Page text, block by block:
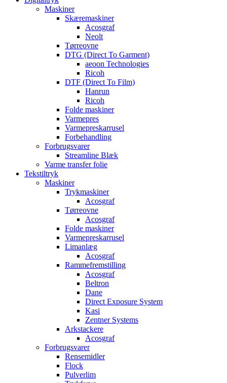
Maskiner
Skæremaskiner
Acosgraf
Neolt
Tørreovne
DTG (Direct To Garment)
aeoon Technologies
Ricoh
DTF (Direct To Film)
Hanrun
Ricoh
Folde maskiner
Varmepres
Varmepreskarrusel
Forbehandling
Forbrugsvarer
Streamline Blæk
Varme transfer folie
Tekstiltryk
Maskiner
Trykmaskiner
Acosgraf
Tørreovne
Acosgraf
Folde maskiner
Varmepreskarrusel
Limanlæg
Acosgraf
Rammefremstilling
Acosgraf
Beltron
Dane
Direct Exposure System
Kasi
Zentner Systems
Arkstackere
Acosgraf
Forbrugsvarer
Rensemidler
Flock
Pulverlim